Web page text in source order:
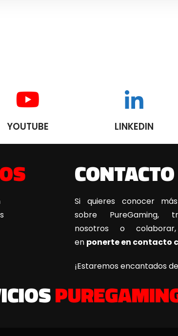
YOUTUBE LINKEDIN
CONTACTO
Si quieres conocer
sobre PureGaming,
nosotros o
en ponerte en contacto
¡Estaremos encantados